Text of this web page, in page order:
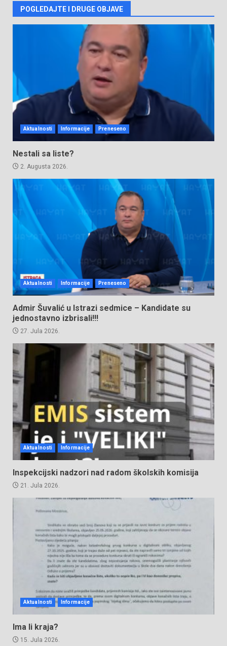
POGLEDAJTE I DRUGE OBJAVE
Aktualnosti Informacije Preneseno
Nestali sa liste?
2. Augusta 2026.
Aktualnosti Informacije Preneseno
Admir Šuvalić u Istrazi sedmice – Kandidate su
jednostavno izbrisali!!!
27. Jula 2026.
Aktualnosti Informacije
Inspekcijski nadzori nad radom školskih komisija
21. Jula 2026.
Aktualnosti Informacije
Ima li kraja?
15. Jula 2026.